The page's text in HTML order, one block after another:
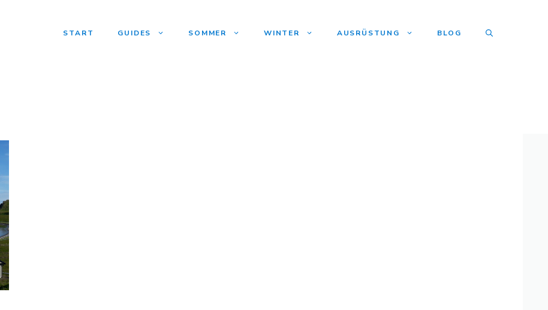
START GUIDES SOMMER WINTER AUSRÜSTUNG BLOG